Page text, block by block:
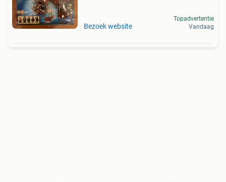
Bezoek website
Topadvertentie
Vandaag